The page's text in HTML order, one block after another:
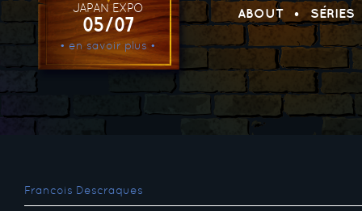
JAPAN EXPO
05/07
• en savoir plus •
ABOUT SÉRIES
Francois Descraques